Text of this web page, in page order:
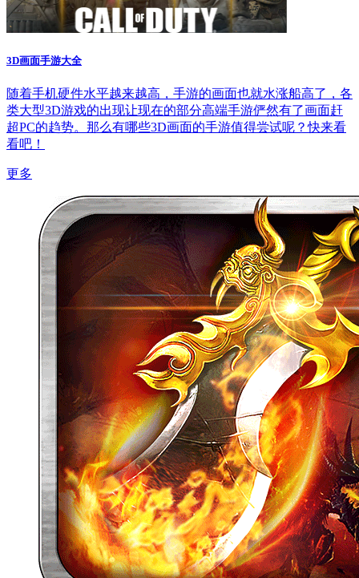
3D画面手游大全
随着手机硬件水平越来越高，手游的画面也就水涨船高了，各
类大型3D游戏的出现让现在的部分高端手游俨然有了画面赶
超PC的趋势。那么有哪些3D画面的手游值得尝试呢？快来看
看吧！
更多